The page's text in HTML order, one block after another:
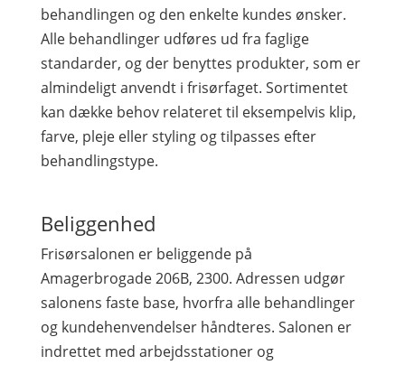
behandlingen og den enkelte kundes ønsker.
Alle behandlinger udføres ud fra faglige
standarder, og der benyttes produkter, som er
almindeligt anvendt i frisørfaget. Sortimentet
kan dække behov relateret til eksempelvis klip,
farve, pleje eller styling og tilpasses efter
behandlingstype.
Beliggenhed
Frisørsalonen er beliggende på
Amagerbrogade 206B, 2300. Adressen udgør
salonens faste base, hvorfra alle behandlinger
og kundehenvendelser håndteres. Salonen er
indrettet med arbejdsstationer og